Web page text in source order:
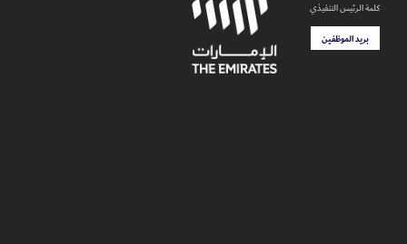
كلمة الرئيس التنفيذي
بريد الموظفين